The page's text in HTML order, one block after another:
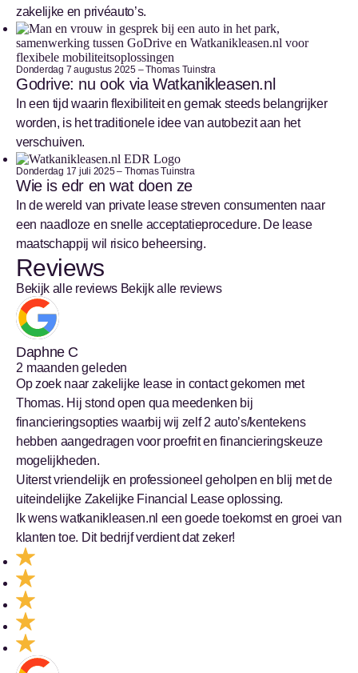
zakelijke en privéauto’s.
Donderdag 7 augustus 2025 – Thomas Tuinstra
Godrive: nu ook via Watkanikleasen.nl
In een tijd waarin flexibiliteit en gemak steeds belangrijker
worden, is het traditionele idee van autobezit aan het
verschuiven.
Donderdag 17 juli 2025 – Thomas Tuinstra
Wie is edr en wat doen ze
In de wereld van private lease streven consumenten naar
een naadloze en snelle acceptatieprocedure. De lease
maatschappij wil risico beheersing.
Reviews
Bekijk alle reviews Bekijk alle reviews
Daphne C
2 maanden geleden
Op zoek naar zakelijke lease in contact gekomen met
Thomas. Hij stond open qua meedenken bij
financieringsopties waarbij wij zelf 2 auto’s/kentekens
hebben aangedragen voor proefrit en financieringskeuze
mogelijkheden.
Uiterst vriendelijk en professioneel geholpen en blij met de
uiteindelijke Zakelijke Financial Lease oplossing.
Ik wens watkanikleasen.nl een goede toekomst en groei van
klanten toe. Dit bedrijf verdient dat zeker!